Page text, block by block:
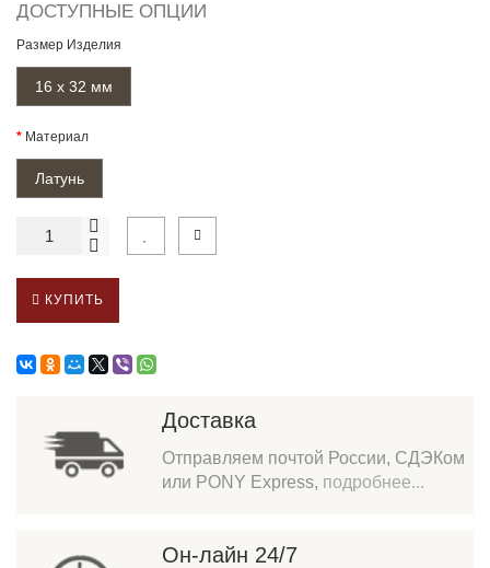
ДОСТУПНЫЕ ОПЦИИ
Размер Изделия
16 х 32 мм
Материал
Латунь
КУПИТЬ
Доставка
Отправляем почтой России, СДЭКом
или PONY Express, подробнее...
Он-лайн 24/7